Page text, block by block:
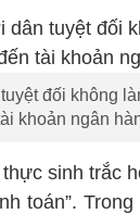
đối không
khoản ngân
sinh trắc
toán”.